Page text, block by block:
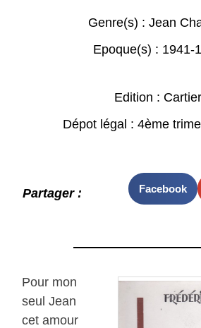
Genre(s) : Jean
Epoque(s) : 1941-
Edition : Cartier
Dépot légal : 4ème
Partager : Facebook
Pour mon
seul Jean
cet amour